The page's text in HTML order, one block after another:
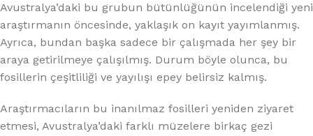
Avustralya’daki bu grubun bütünlüğünün incelendiği yeni
araştırmanın öncesinde, yaklaşık on kayıt yayımlanmış.
Ayrıca, bundan başka sadece bir çalışmada her şey bir
araya getirilmeye çalışılmış. Durum böyle olunca, bu
fosillerin çeşitliliği ve yayılışı epey belirsiz kalmış.
Araştırmacıların bu inanılmaz fosilleri yeniden ziyaret
etmesi, Avustralya’daki farklı müzelere birkaç gezi